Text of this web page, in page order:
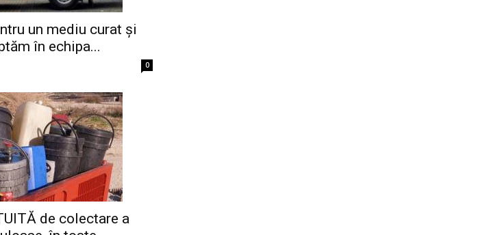
un mediu curat și
în echipa...
0
de colectare a